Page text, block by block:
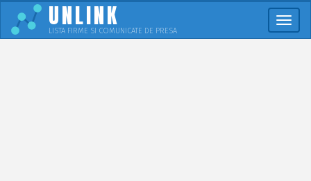
UNLINK
LISTA FIRME SI COMUNICATE DE PRESA